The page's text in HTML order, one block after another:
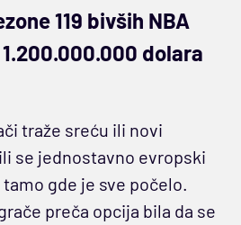
119 bivših NBA
dolara
traže sreću ili novi
se jednostavno evropski
gde je sve počelo.
preča opcija bila da se